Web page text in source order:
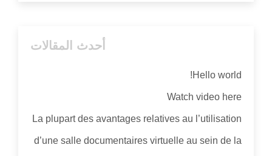
أحدث المقالات
Hello world!
Watch video here
La plupart des avantages relatives au l’utilisation
d’une salle documentaires virtuelle au sein de la